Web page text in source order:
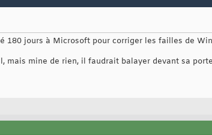
180 jours à Microsoft pour corriger les failles de
mais mine de rien, il faudrait balayer devant sa